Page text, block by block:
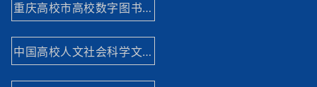
重庆高校市高校数字图书馆
中国高校人文社会科学文献中心